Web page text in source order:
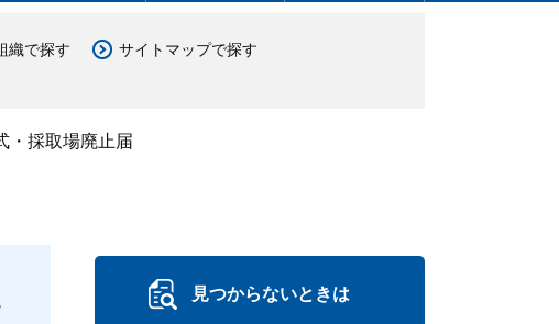
織で探す サイトマップで探す
・採取場廃止届
見つからないときは